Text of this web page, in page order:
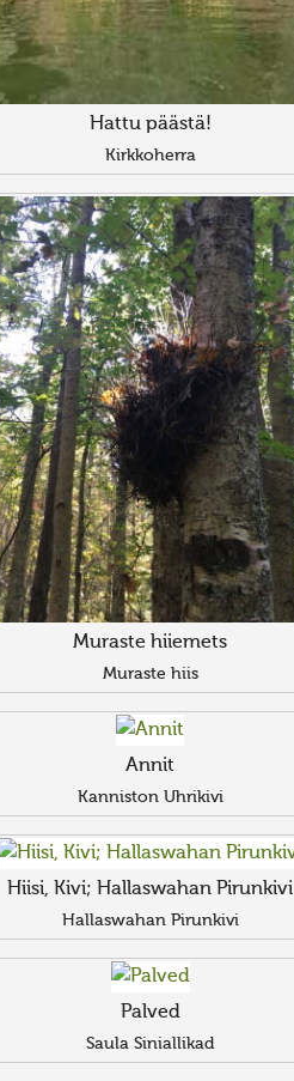
Hattu päästä!
Kirkkoherra
Muraste hiiemets
Muraste hiis
Annit
Kanniston Uhrikivi
Hiisi, Kivi; Hallaswahan Pirunkivi
Hallaswahan Pirunkivi
Palved
Saula Siniallikad